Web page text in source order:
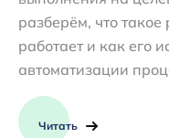
разберём, что
работает и как его
автоматизации
Читать